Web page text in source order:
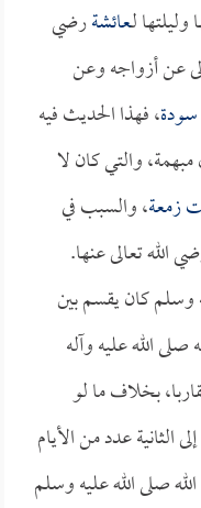
لـعائشةرضي
عن أزواجه وعن
سودة، فهذا الحديث فيه
والتي كان لا
زمعة، والسبب في
الله تعالى عنها.
وسلم كان يقسم بين
الله عليه وآله
بخلاف ما لو
الثانية عدد من الأيام
صلى الله عليه وسلم